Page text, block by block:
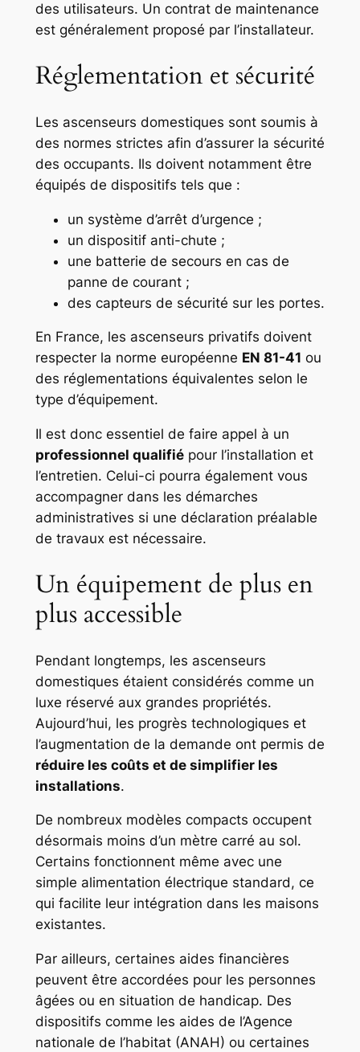
des utilisateurs. Un contrat de maintenance
est généralement proposé par l’installateur.
Réglementation et sécurité
Les ascenseurs domestiques sont soumis à
des normes strictes afin d’assurer la sécurité
des occupants. Ils doivent notamment être
équipés de dispositifs tels que :
un système d’arrêt d’urgence ;
un dispositif anti-chute ;
une batterie de secours en cas de
panne de courant ;
des capteurs de sécurité sur les portes.
En France, les ascenseurs privatifs doivent
respecter la norme européenne EN 81-41 ou
des réglementations équivalentes selon le
type d’équipement.
Il est donc essentiel de faire appel à un
professionnel qualifiépour l’installation et
l’entretien. Celui-ci pourra également vous
accompagner dans les démarches
administratives si une déclaration préalable
de travaux est nécessaire.
Un équipement de plus en
plus accessible
Pendant longtemps, les ascenseurs
domestiques étaient considérés comme un
luxe réservé aux grandes propriétés.
Aujourd’hui, les progrès technologiques et
l’augmentation de la demande ont permis de
réduire les coûts et de simplifier les
installations.
De nombreux modèles compacts occupent
désormais moins d’un mètre carré au sol.
Certains fonctionnent même avec une
simple alimentation électrique standard, ce
qui facilite leur intégration dans les maisons
existantes.
Par ailleurs, certaines aides financières
peuvent être accordées pour les personnes
âgées ou en situation de handicap. Des
dispositifs comme les aides de l’Agence
nationale de l’habitat (ANAH) ou certaines